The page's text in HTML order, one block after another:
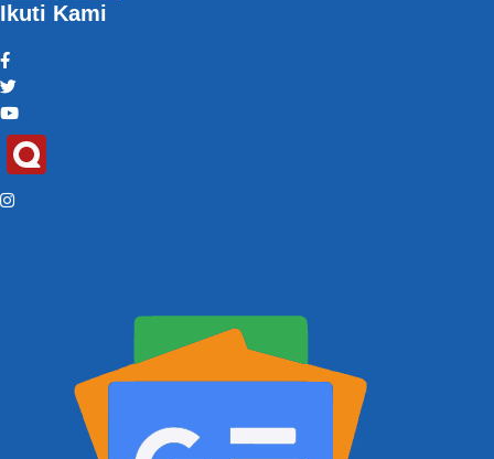
Ikuti Kami